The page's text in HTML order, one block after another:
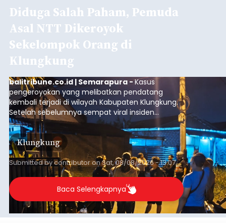
Diduga Salah Paham, Pemuda
Asal NTT Dikeroyok
Sekelompok Orang di
Klungkung
balitribune.co.id | Semarapura -Kasus
pengeroyokan yang melibatkan pendatang
kembali terjadi di wilayah Kabupaten Klungkung.
Setelah sebelumnya sempat viral insiden
keributan di barat Pasar Galiran, peristiwa serupa
kini menimpa seorang pemuda asal Kabupaten
Sumba Barat Daya (SBD), Nusa Tenggara Timur
(NTT).
Klungkung
Submitted bycontributoronSat, 08/08/2026 - 13:07
Baca Selengkapnya